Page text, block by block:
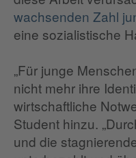
wachsenden Zahl
eine sozialistische
„Für junge
nicht mehr ihre
wirtschaftliche
Student hinzu.
und die